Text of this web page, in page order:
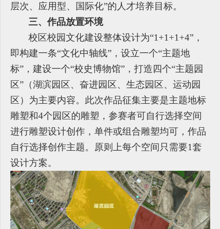
层次、应用型、国际化”的人才培养目标。
三、作品放置环境
校区校园文化建设整体设计为“1+1+1+4”，
即构建一条“文化中轴线”，设立一个“主题地
标”，建设一个“校史博物馆”，打造四个“主题园
区”（湖滨园区、奋进园区、生态园区、运动园
区）为主要内容。此次作品征集主要是主题地标
雕塑和4个园区的雕塑，参赛者可自行选择空间
进行雕塑设计创作，单件或组合雕塑均可，作品
自行选择创作主题。原则上每个空间只需要1套
设计方案。